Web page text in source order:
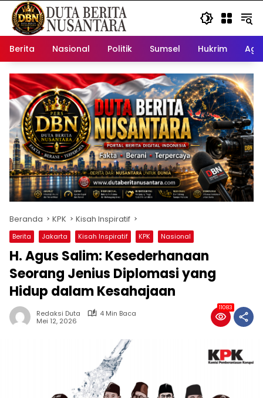
Berita Nasional Politik Sumsel Hukrim
Beranda KPK Kisah Inspiratif
Berita Jakarta Kisah Inspiratif KPK Nasional
H. Agus Salim: Kesederhanaan
Seorang Jenius Diplomasi yang
Hidup dalam Kesahajaan
Redaksi Duta
4 Min Baca
Mei 12, 2026
11083